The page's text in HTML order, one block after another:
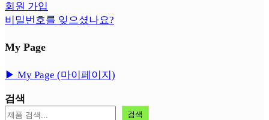
회원 가입
비밀번호를 잊으셨나요?
My Page
▶︎ My Page (마이페이지)
검색
검색